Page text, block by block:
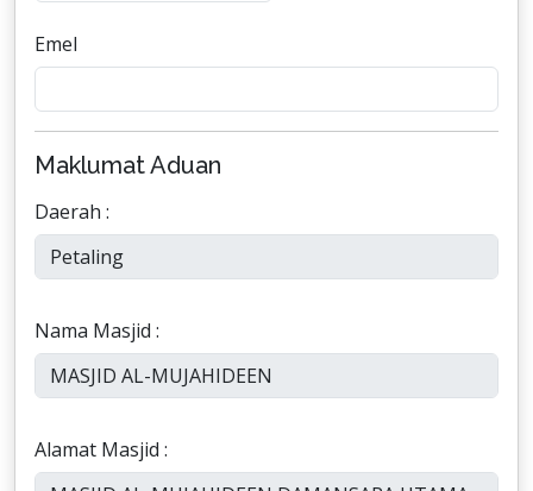
Emel
Maklumat Aduan
Daerah :
Nama Masjid :
Alamat Masjid :